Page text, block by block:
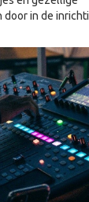
door in de